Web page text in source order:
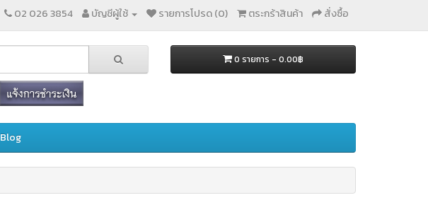
02 026 3854 บัญชีผู้ใช้ รายการโปรด (0) ตระกร้าสินค้า สั่งซื้อ
0 รายการ - 0.00฿
Blog